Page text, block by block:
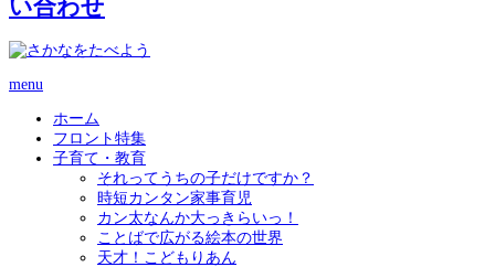
menu
ホーム
フロント特集
子育て・教育
それってうちの子だけですか？
時短カンタン家事育児
カン太なんか大っきらいっ！
ことばで広がる絵本の世界
天才！こどもりあん